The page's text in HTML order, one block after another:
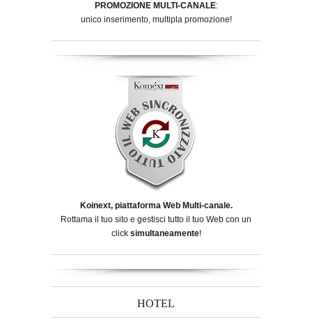
PROMOZIONE MULTI-CANALE:
unico inserimento, multipla promozione!
Koinext, piattaforma Web Multi-canale.
Rottama il tuo sito e gestisci tutto il tuo Web con un
click simultaneamente!
HOTEL